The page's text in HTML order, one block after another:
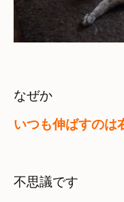
いつも伸ばすのは
不思議です